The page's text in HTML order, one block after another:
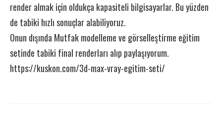
render almak için oldukça kapasiteli bilgisayarlar. Bu yüzden
de tabiki hızlı sonuçlar alabiliyoruz.
Onun dışında Mutfak modelleme ve görselleştirme eğitim
setinde tabiki final renderları alıp paylaşıyorum.
https://kuskon.com/3d-max-vray-egitim-seti/